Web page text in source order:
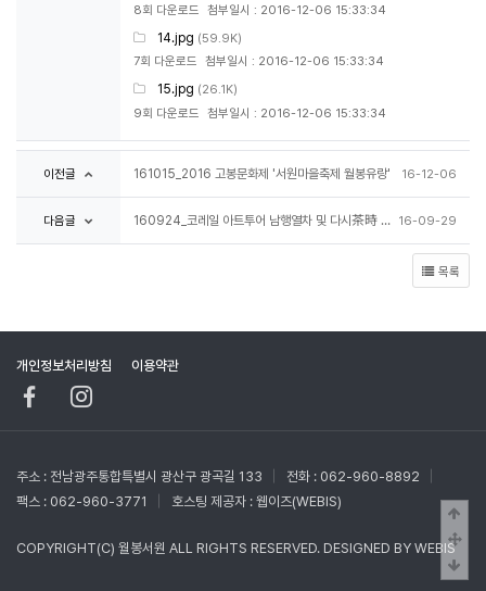
8회 다운로드 첨부일시 : 2016-12-06 15:33:34
14.jpg (59.9K)
7회 다운로드 첨부일시 : 2016-12-06 15:33:34
15.jpg (26.1K)
9회 다운로드 첨부일시 : 2016-12-06 15:33:34
이전글 161015_2016 고봉문화제 '서원마을축제 월봉유랑' 16-12-06
다음글 160924_코레일 아트투어 남행열차 및 다시茶時 살롱 16-09-29
목록
개인정보처리방침 이용약관
주소 : 전남광주통합특별시 광산구 광곡길 133
전화 : 062-960-8892
팩스 : 062-960-3771
호스팅 제공자 :웹이즈(WEBIS)
COPYRIGHT(C) 월봉서원 ALL RIGHTS RESERVED. DESIGNED BY WEBIS
중